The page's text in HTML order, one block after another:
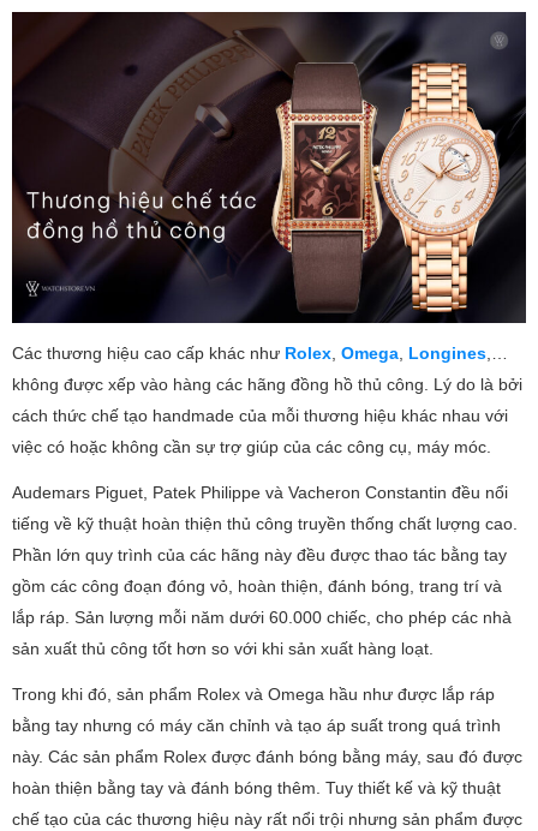
Các thương hiệu cao cấp khác như Rolex, Omega, Longines,…
không được xếp vào hàng các hãng đồng hồ thủ công. Lý do là bởi
cách thức chế tạo handmade của mỗi thương hiệu khác nhau với
việc có hoặc không cần sự trợ giúp của các công cụ, máy móc.
Audemars Piguet, Patek Philippe và Vacheron Constantin đều nổi
tiếng về kỹ thuật hoàn thiện thủ công truyền thống chất lượng cao.
Phần lớn quy trình của các hãng này đều được thao tác bằng tay
gồm các công đoạn đóng vỏ, hoàn thiện, đánh bóng, trang trí và
lắp ráp. Sản lượng mỗi năm dưới 60.000 chiếc, cho phép các nhà
sản xuất thủ công tốt hơn so với khi sản xuất hàng loạt.
Trong khi đó, sản phẩm Rolex và Omega hầu như được lắp ráp
bằng tay nhưng có máy căn chỉnh và tạo áp suất trong quá trình
này. Các sản phẩm Rolex được đánh bóng bằng máy, sau đó được
hoàn thiện bằng tay và đánh bóng thêm. Tuy thiết kế và kỹ thuật
chế tạo của các thương hiệu này rất nổi trội nhưng sản phẩm được